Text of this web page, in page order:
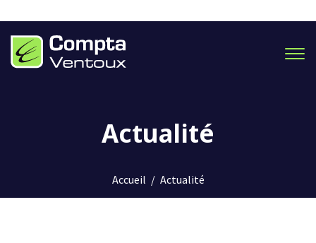
Actualité
Accueil / Actualité